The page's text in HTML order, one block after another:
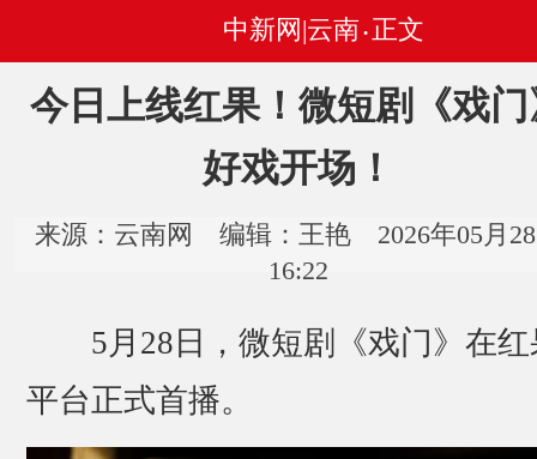
中新网|云南 • 正文
今日上线红果！微短剧《戏门
好戏开场！
来源：云南网 编辑：王艳 2026年05月
16:22
5月28日，微短剧《戏门》在红
平台正式首播。